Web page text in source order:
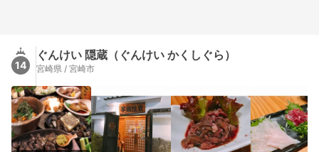
14
ぐんけい 隠蔵（ぐんけい かくしぐら）
宮崎県 / 宮崎市